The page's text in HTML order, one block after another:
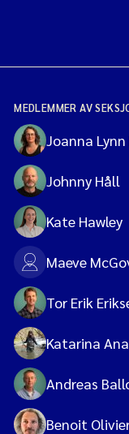
MEDLEMMER AV
Joanna Lynn
Johnny Håll
Kate Hawley
Maeve
Tor Erik
Katarina
Andreas
Benoit